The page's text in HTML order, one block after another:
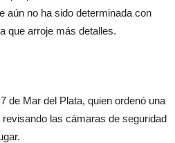
aún no ha sido determinada con
que arroje más detalles.
de Mar del Plata, quien ordenó una
las cámaras de seguridad